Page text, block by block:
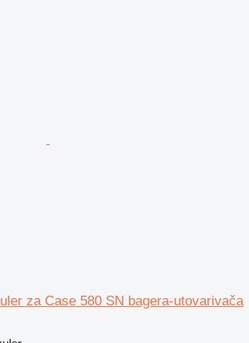
za Case 580 SN bagera-utovarivača